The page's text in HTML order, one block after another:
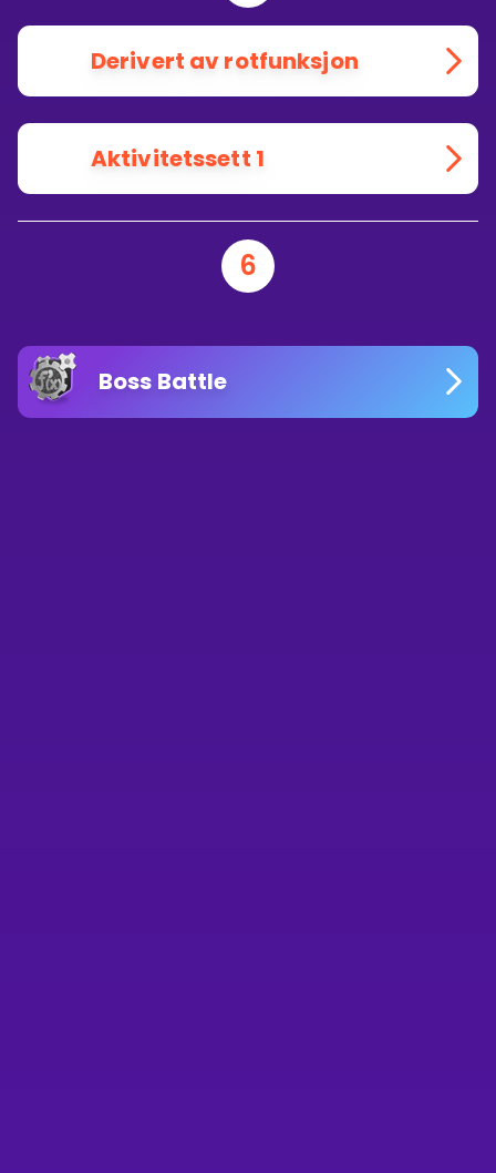
Derivert av rotfunksjon
Aktivitetssett 1
6
Boss Battle